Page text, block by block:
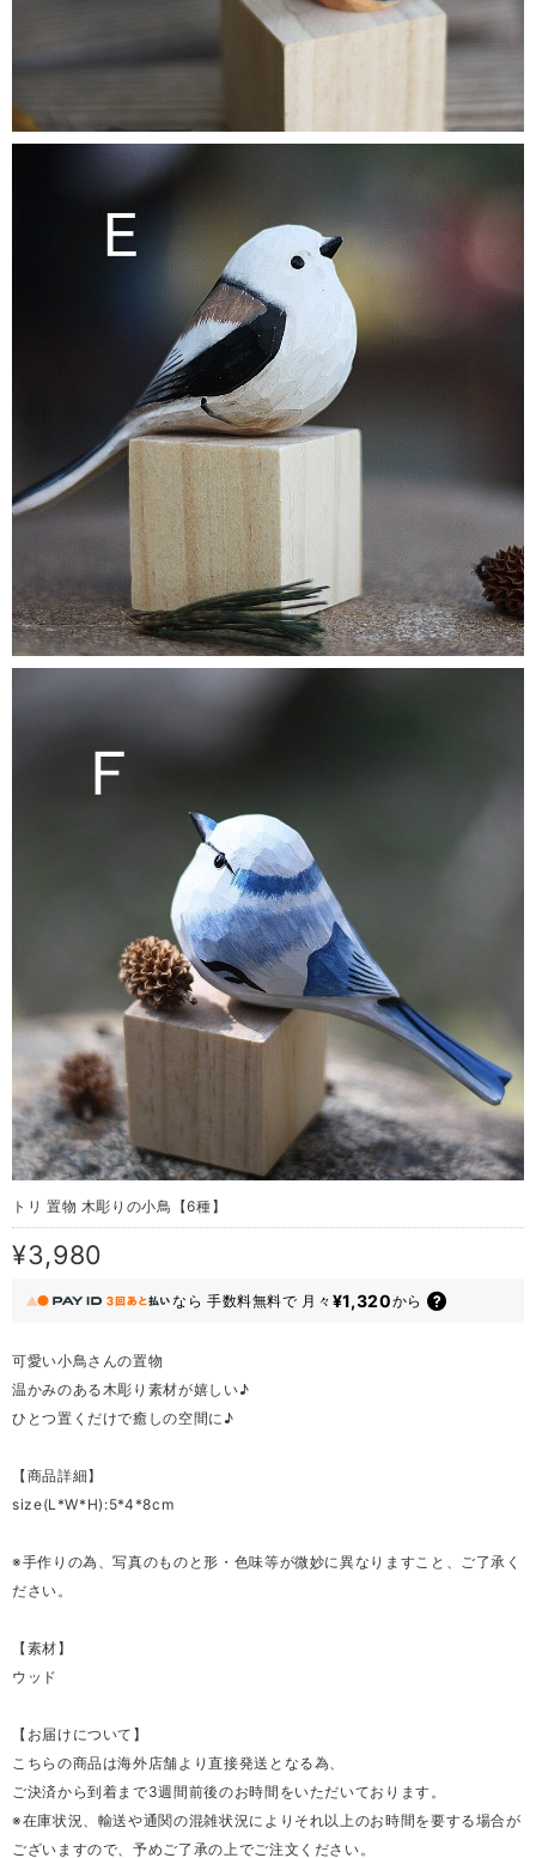
トリ 置物 木彫りの小鳥【6種】
¥3,980
なら 手数料無料で 月々 ¥1,320から
可愛い小鳥さんの置物
温かみのある木彫り素材が嬉しい♪
ひとつ置くだけで癒しの空間に♪
【商品詳細】
size(L*W*H):5*4*8cm
※手作りの為、写真のものと形・色味等が微妙に異なりますこと、ご了承く
ださい。
【素材】
ウッド
【お届けについて】
こちらの商品は海外店舗より直接発送となる為、
ご決済から到着まで3週間前後のお時間をいただいております。
※在庫状況、輸送や通関の混雑状況によりそれ以上のお時間を要する場合が
ございますので、予めご了承の上でご注文ください。